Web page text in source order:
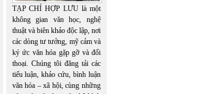
TẠP CHÍ HỢP LƯU là một
không gian văn học, nghệ
thuật và biên khảo độc lập, nơi
các dòng tư tưởng, mỹ cảm và
ký ức văn hóa gặp gỡ và đối
thoại. Chúng tôi đăng tải các
tiểu luận, khảo cứu, bình luận
văn hóa – xã hội, cùng những